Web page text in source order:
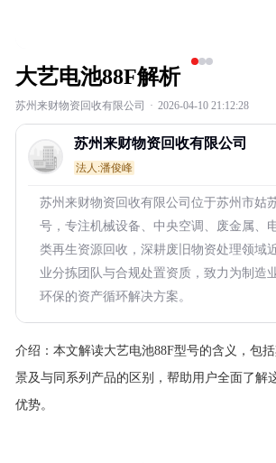
大艺电池88F解析
苏州来财物资回收有限公司 · 2026-04-10 21:12:28
苏州来财物资回收有限公司
法人:潘俊峰
苏州来财物资回收有限公司位于苏州市姑
号，专注机械设备、中央空调、废金属、
类再生资源回收，深耕废旧物资处理领域
业分拣团队与合规处置资质，致力为制造
环保的资产循环解决方案。
介绍： 本文解读大艺电池88F型号的含义，包
景及与同系列产品的区别，帮助用户全面了解
优势。